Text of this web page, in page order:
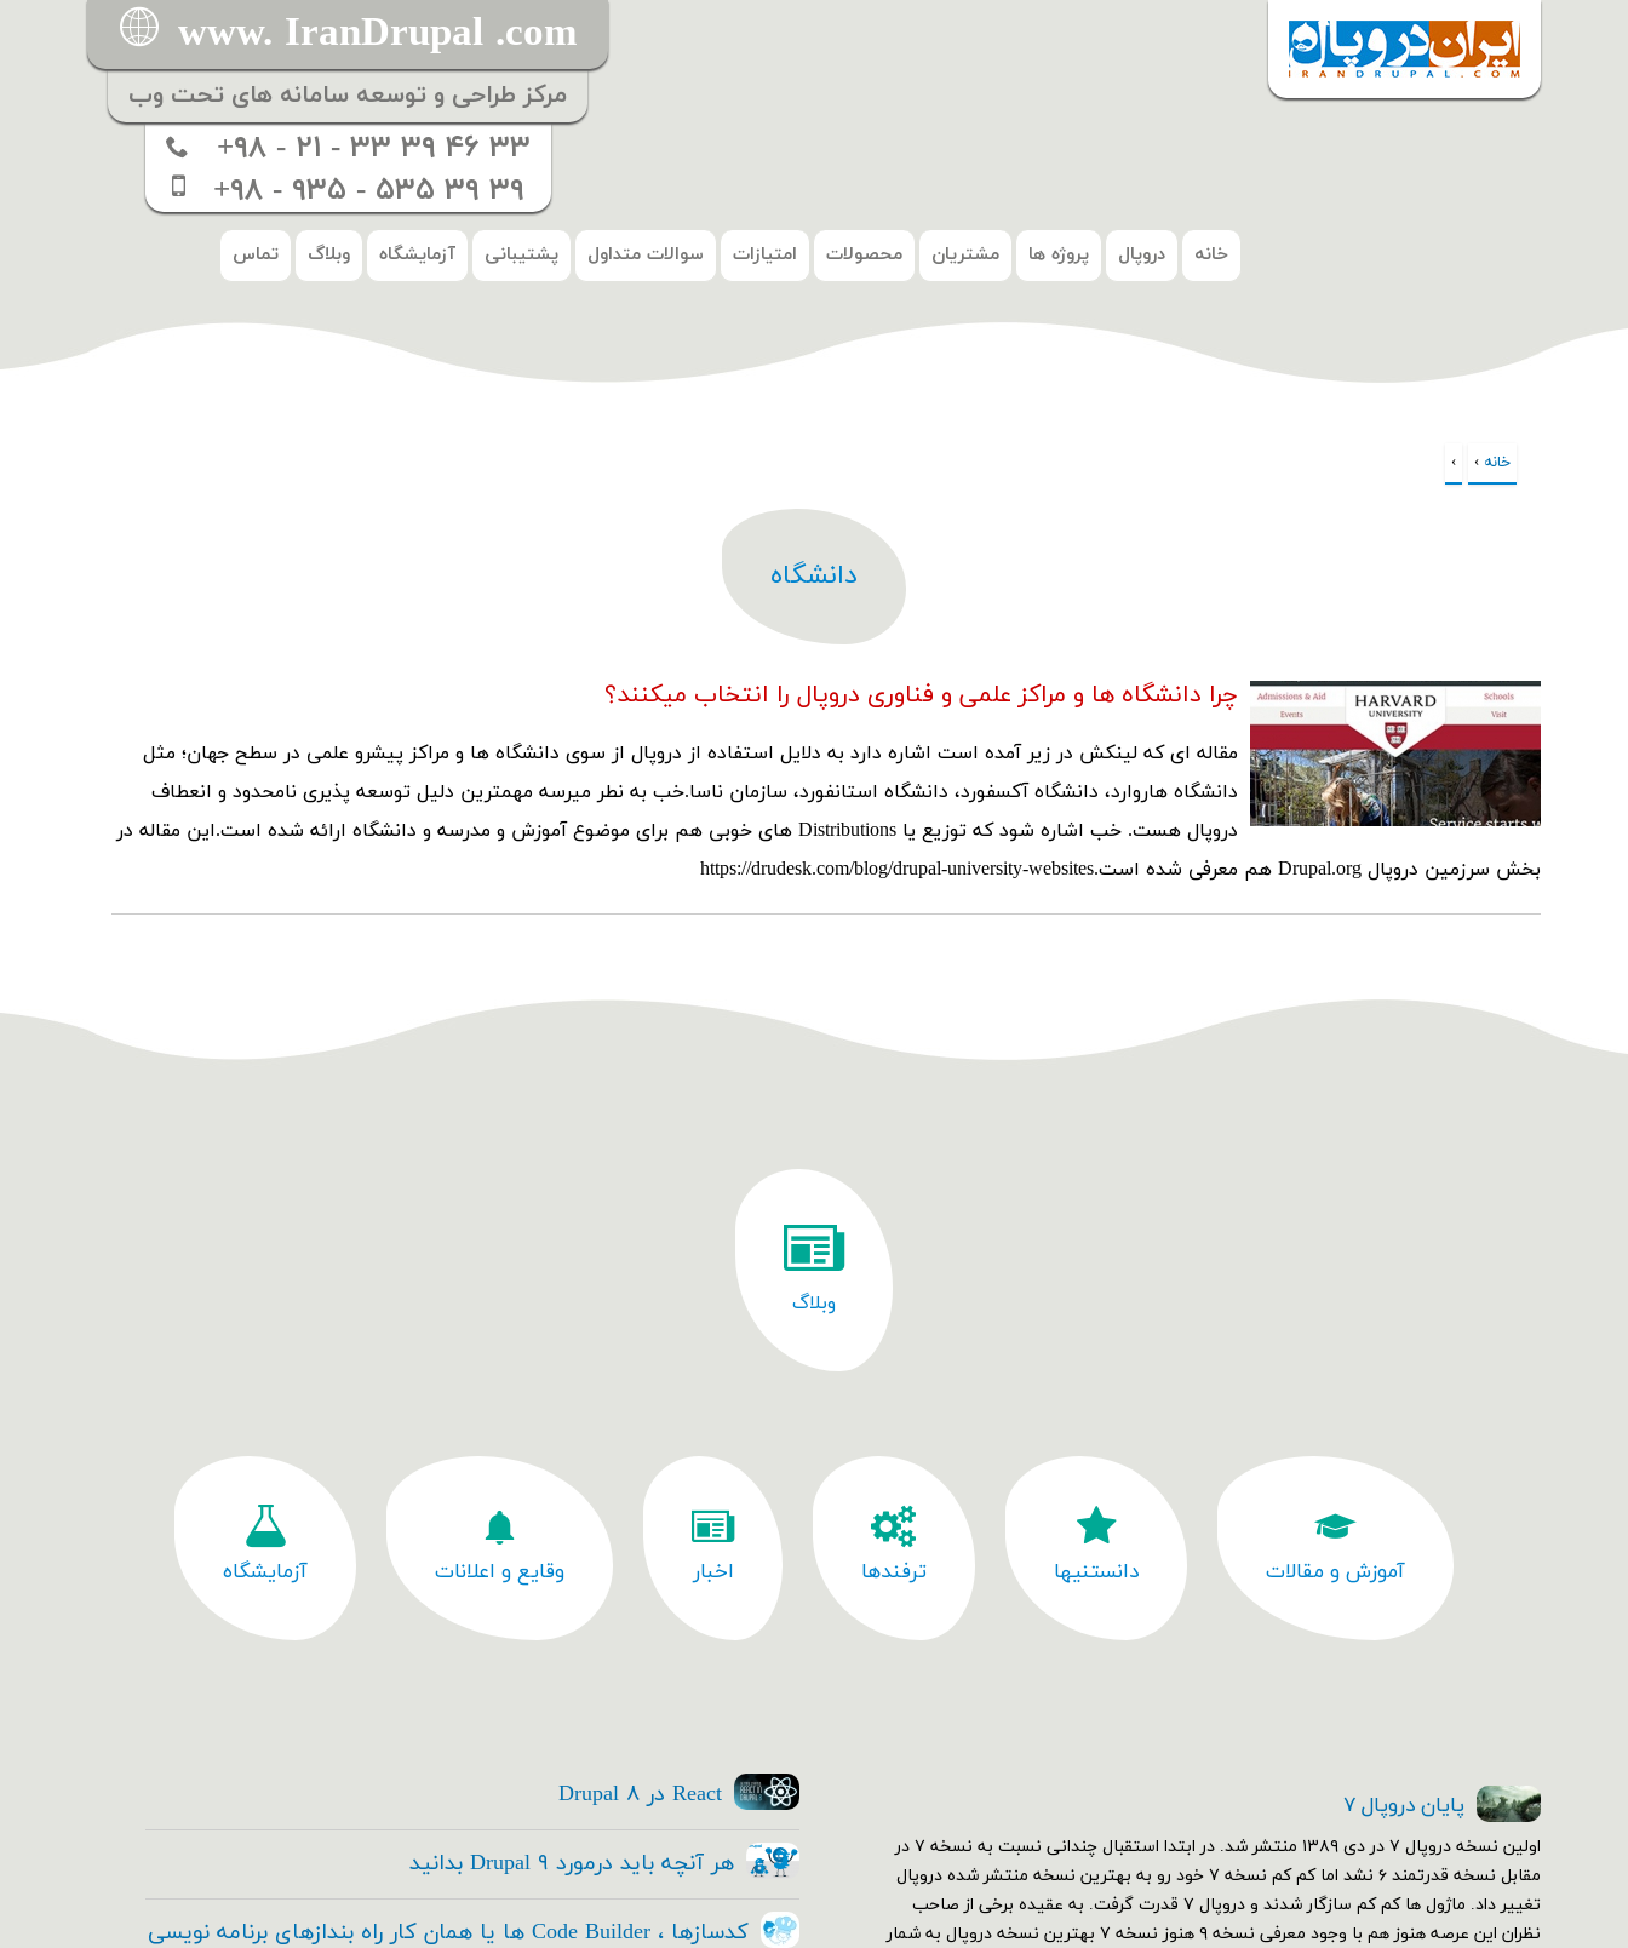
www. IranDrupal .com
مرکز طراحی و توسعه سامانه های تحت وب
+۹۸ - ۲۱ - ۳۳ ۳۹ ۴۶ ۳۳
+۹۸ - ۹۳۵ - ۵۳۵ ۳۹ ۳۹
خانه دروپال پروژه ها مشتریان محصولات امتیازات سوالات متداول پشتیبانی آزمایشگاه وبلاگ تماس
شما اینجا هستید
خانه ›
›
دانشگاه
چرا دانشگاه ها و مراکز علمی و فناوری دروپال را انتخاب میکنند؟
مقاله ای که لینکش در زیر آمده است اشاره دارد به دلایل استفاده از دروپال از سوی دانشگاه ها و مراکز پیشرو علمی در سطح جهان؛ مثل
دانشگاه هاروارد، دانشگاه آکسفورد، دانشگاه استانفورد، سازمان ناسا.خب به نطر میرسه مهمترین دلیل توسعه پذیری نامحدود و انعطاف
دروپال هست. خب اشاره شود که توزیع یا Distributions های خوبی هم برای موضوع آموزش و مدرسه و دانشگاه ارائه شده است.این مقاله در
بخش سرزمین دروپال Drupal.org هم معرفی شده است.https://drudesk.com/blog/drupal-university-websites
وبلاگ
آموزش و مقالات دانستنیها ترفندها اخبار وقایع و اعلانات آزمایشگاه
پایان دروپال ۷
اولین نسخه دروپال ۷ در دی ۱۳۸۹ منتشر شد. در ابتدا استقبال چندانی نسبت به نسخه ۷ در
مقابل نسخه قدرتمند ۶ نشد اما کم کم نسخه ۷ خود رو به بهترین نسخه منتشر شده دروپال
تغییر داد. ماژول ها کم کم سازگار شدند و دروپال ۷ قدرت گرفت. به عقیده برخی از صاحب
نظران این عرصه هنوز هم با وجود معرفی نسخه ۹ هنوز نسخه ۷ بهترین نسخه دروپال به شمار
React در Drupal ۸
هر آنچه باید درمورد Drupal ۹ بدانید
کدسازها ، Code Builder ها یا همان کار راه بندازهای برنامه نویسی